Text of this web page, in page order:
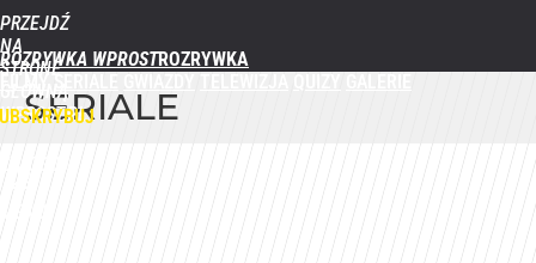
PRZEJDŹ
NA
STRONĘ
GŁÓWNĄ
WPROST.PL
ROZRYWKA WPROST
SERIALE